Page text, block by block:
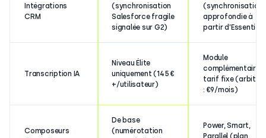
Intégrations
CRM
(synchronisation
Salesforce fragile
signalée sur G2)
(synchronisation
approfondie à
partir d’Essential)
Transcription IA
Niveau Élite
uniquement (145 €
+/utilisateur)
Module
complémentaire à
tarif fixe
: €9/mois)
Composeurs
De base
(numérotation
Power, Smart,
Parallel (plan